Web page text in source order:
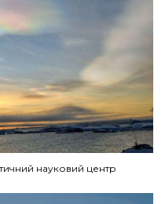
науковий центр